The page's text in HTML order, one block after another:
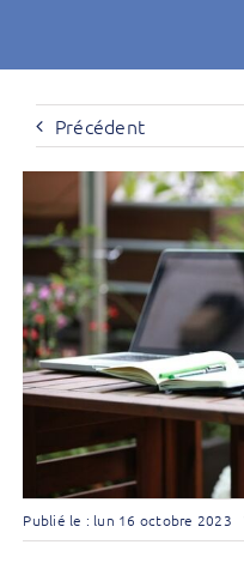
Précédent
Publié le : lun 16 octobre 2023